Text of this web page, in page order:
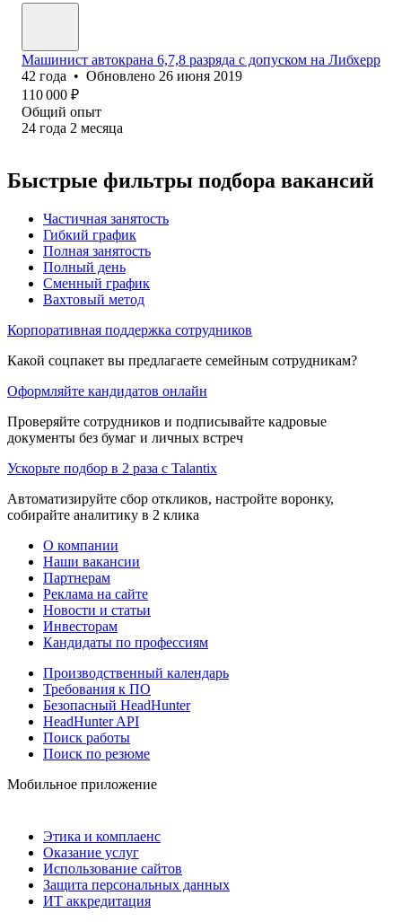
Машинист автокрана 6,7,8 разряда с допуском на Либхерр
42 года • Обновлено 26 июня 2019
110 000 ₽
Общий опыт
24 года 2 месяца
Быстрые фильтры подбора вакансий
Частичная занятость
Гибкий график
Полная занятость
Полный день
Сменный график
Вахтовый метод
Корпоративная поддержка сотрудников
Какой соцпакет вы предлагаете семейным сотрудникам?
Оформляйте кандидатов онлайн
Проверяйте сотрудников и подписывайте кадровые
документы без бумаг и личных встреч
Ускорьте подбор в 2 раза с Talantix
Автоматизируйте сбор откликов, настройте воронку,
собирайте аналитику в 2 клика
О компании
Наши вакансии
Партнерам
Реклама на сайте
Новости и статьи
Инвесторам
Кандидаты по профессиям
Производственный календарь
Требования к ПО
Безопасный HeadHunter
HeadHunter API
Поиск работы
Поиск по резюме
Мобильное приложение
Этика и комплаенс
Оказание услуг
Использование сайтов
Защита персональных данных
ИТ аккредитация